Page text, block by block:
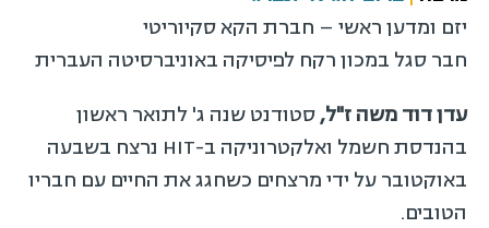
יזם ומדען ראשי – חברת הקא סקיוריטי
חבר סגל במכון רקח לפיסיקה באוניברסיטה העברית
עדן דוד משה ז"ל,סטודנט שנה ג' לתואר ראשון
בהנדסת חשמל ואלקטרוניקה ב-HIT נרצח בשבעה
באוקטובר על ידי מרצחים כשחגג את החיים עם חבריו
הטובים.